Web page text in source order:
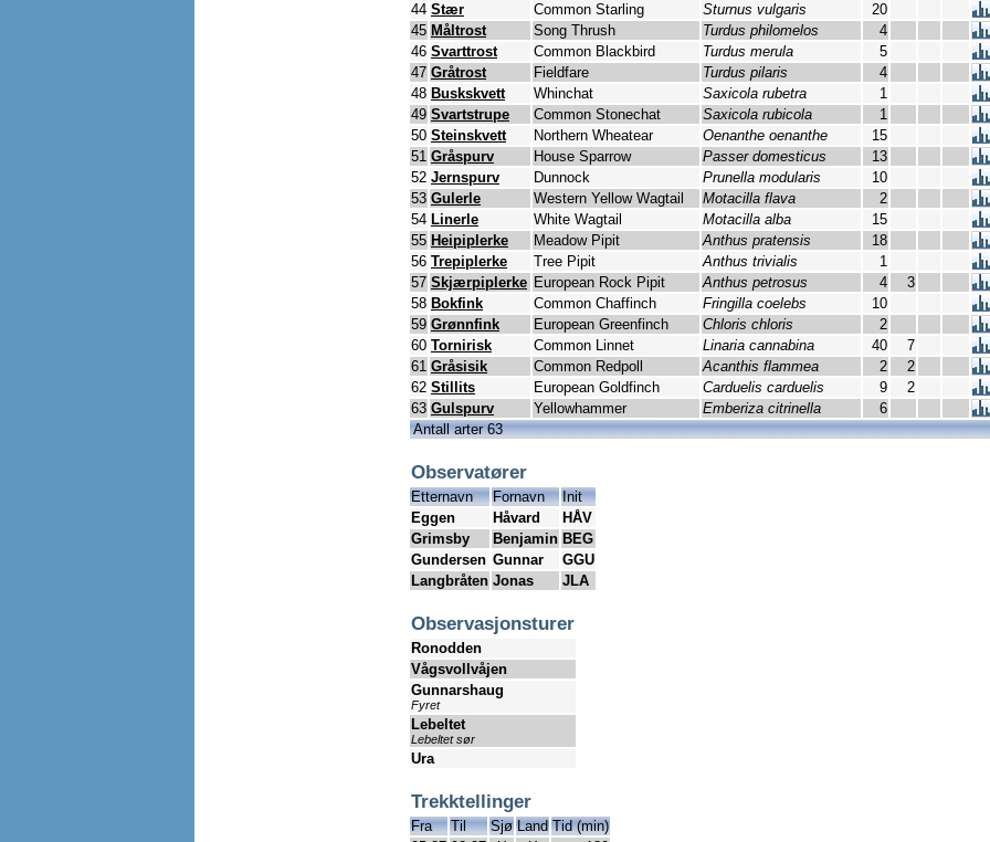
44 Stær Common Starling Sturnus vulgaris
20
45 Måltrost Song Thrush Turdus philomelos
4
46 Svarttrost Common Blackbird Turdus merula
5
47 Gråtrost Fieldfare Turdus pilaris
4
48 Buskskvett Whinchat Saxicola rubetra
1
49 Svartstrupe Common Stonechat Saxicola rubicola
1
50 Steinskvett Northern Wheatear Oenanthe oenanthe
15
51 Gråspurv House Sparrow Passer domesticus
13
52 Jernspurv Dunnock Prunella modularis
10
53 Gulerle Western Yellow Wagtail Motacilla flava
2
54 Linerle White Wagtail Motacilla alba
15
55 Heipiplerke Meadow Pipit Anthus pratensis
18
56 Trepiplerke Tree Pipit Anthus trivialis
1
57 Skjærpiplerke European Rock Pipit Anthus petrosus 4
3
58 Bokfink Common Chaffinch Fringilla coelebs
10
59 Grønnfink European Greenfinch Chloris chloris
2
60 Tornirisk Common Linnet Linaria cannabina 40
7
61 Gråsisik Common Redpoll Acanthis flammea 2
2
62 Stillits European Goldfinch Carduelis carduelis 9
2
63 Gulspurv Yellowhammer Emberiza citrinella
6
Antall arter 63
Observatører
Etternavn Fornavn
Init
Eggen
Håvard
HÅV
Grimsby
Benjamin BEG
Gundersen Gunnar
GGU
Langbråten Jonas JLA
Observasjonsturer
Ronodden
Vågsvollvåjen
Gunnarshaug
Fyret
Lebeltet
Lebeltet sør
Ura
Trekktellinger
Fra Til Sjø Land Tid (min)